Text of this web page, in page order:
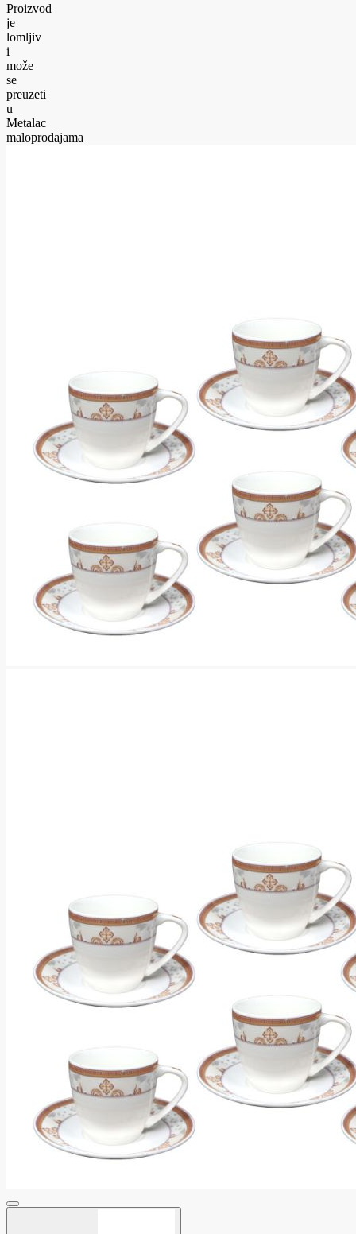
Proizvod
je
lomljiv
i
može
se
preuzeti
u
Metalac
maloprodajama